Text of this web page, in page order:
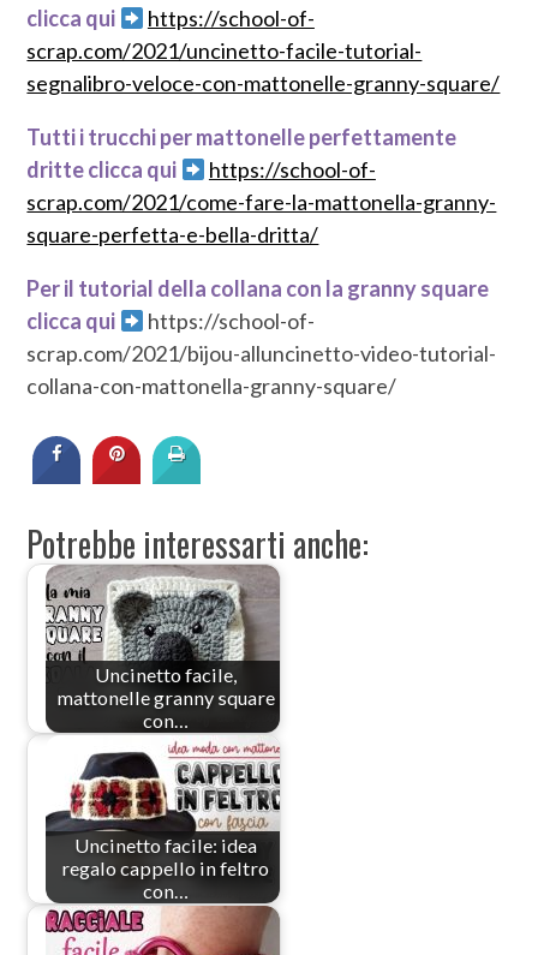
clicca qui
https://school-of-
scrap.com/2021/uncinetto-facile-tutorial-
segnalibro-veloce-con-mattonelle-granny-square/
Tutti i trucchi per mattonelle perfettamente
dritte clicca qui
https://school-of-
scrap.com/2021/come-fare-la-mattonella-granny-
square-perfetta-e-bella-dritta/
Per il tutorial della collana con la granny square
clicca qui
https://school-of-
scrap.com/2021/bijou-alluncinetto-video-tutorial-
collana-con-mattonella-granny-square/
Potrebbe interessarti anche:
Uncinetto facile,
mattonelle granny square
con…
Uncinetto facile: idea
regalo cappello in feltro
con…